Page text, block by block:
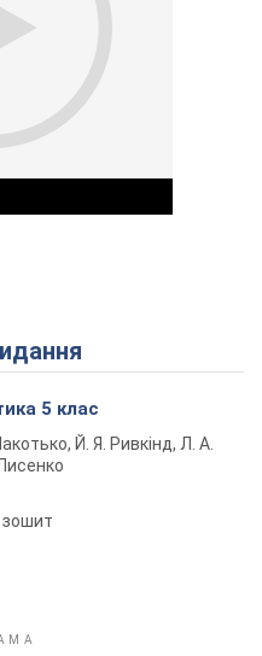
Video
5 клас
Й. Я. Ривкінд, Л. А.
зошит